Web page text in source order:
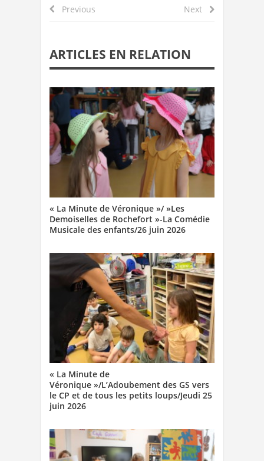
Previous Next
ARTICLES EN RELATION
« La Minute de Véronique »/ »Les
Demoiselles de Rochefort »-La Comédie
Musicale des enfants/26 juin 2026
« La Minute de
Véronique »/L’Adoubement des GS vers
le CP et de tous les petits loups/Jeudi 25
juin 2026